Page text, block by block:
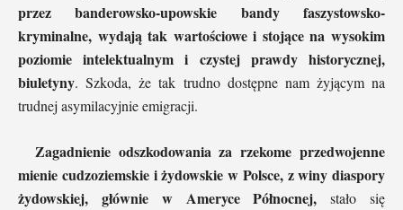
przez banderowsko-upowskie bandy faszystowsko-
kryminalne, wydają tak wartościowe i stojące na wysokim
poziomie intelektualnym i czystej prawdy historycznej,
biuletyny. Szkoda, że tak trudno dostępne nam żyjącym na
trudnej asymilacyjnie emigracji.
Zagadnienie odszkodowania za rzekome przedwojenne
mienie cudzoziemskie i żydowskie w Polsce, z winy diaspory
żydowskiej, głównie w Ameryce Północnej, stało się